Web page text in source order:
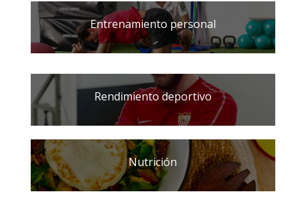
Entrenamiento personal
Rendimiento deportivo
Nutrición